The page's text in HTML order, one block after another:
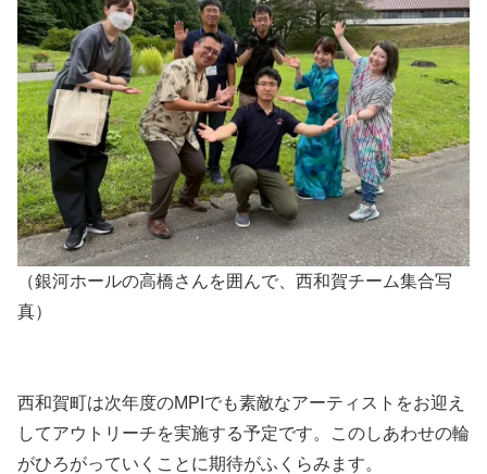
（銀河ホールの高橋さんを囲んで、西和賀チーム集合写
真）
西和賀町は次年度のMPIでも素敵なアーティストをお迎え
してアウトリーチを実施する予定です。このしあわせの輪
がひろがっていくことに期待がふくらみます。